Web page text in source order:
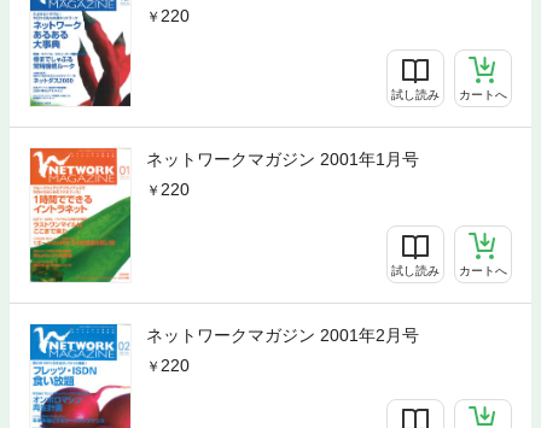
220
試し読み カートへ
ネットワークマガジン 2001年1月号
220
試し読み カートへ
ネットワークマガジン 2001年2月号
220